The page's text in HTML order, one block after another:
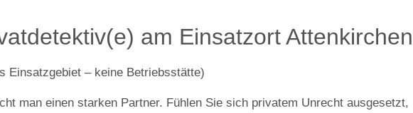
am Einsatzort
Einsatzgebiet – keine Betriebsstätte)
man einen starken Partner. Fühlen Sie sich privatem Unrecht ausgesetzt,